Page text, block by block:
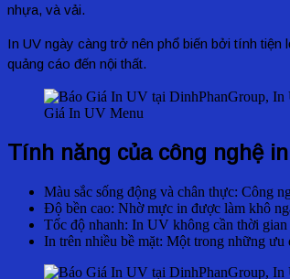
nhựa, và vải.
In UV ngày càng trở nên phổ biến bởi tính
quảng cáo đến nội thất.
Giá In UV Menu
Tính năng của công nghệ
Màu sắc sống động và chân thực: Công
Độ bền cao: Nhờ mực in được làm khô
Tốc độ nhanh: In UV không cần thời
In trên nhiều bề mặt: Một trong những